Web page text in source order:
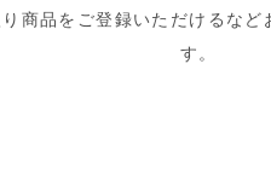
商品をご登録いただけるなど
す。